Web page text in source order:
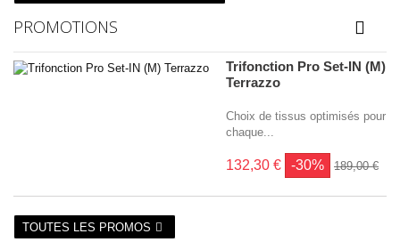
PROMOTIONS
Trifonction Pro Set-IN (M)
Terrazzo
Choix de tissus optimisés pour
chaque...
132,30 € -30% 189,00 €
TOUTES LES PROMOS